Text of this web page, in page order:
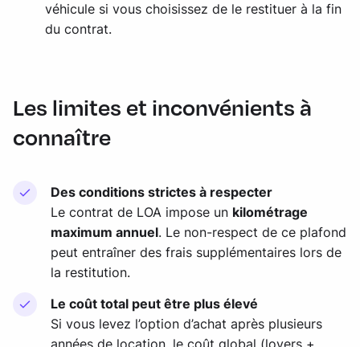
véhicule si vous choisissez de le restituer à la fin
du contrat.
Les limites et inconvénients à
connaître
Des conditions strictes à respecter
Le contrat de LOA impose un kilométrage
maximum annuel. Le non-respect de ce plafond
peut entraîner des frais supplémentaires lors de
la restitution.
Le coût total peut être plus élevé
Si vous levez l’option d’achat après plusieurs